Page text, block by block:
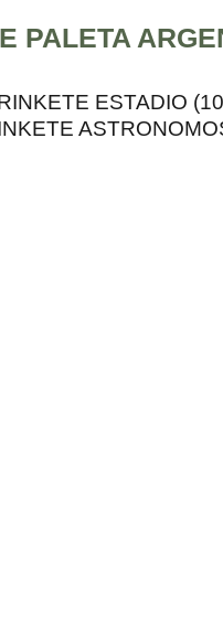
PALETA
ESTADIO